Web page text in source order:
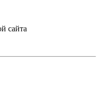
сайта